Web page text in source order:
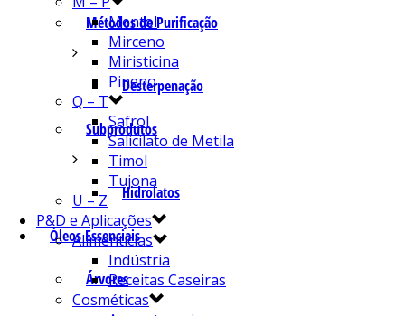
Métodos de Purificação
Desterpenação
Subprodutos
Hidrolatos
Óleos Essenciais
Árvores
Mentol
Mirceno
Miristicina
Pineno
Q – T
Safrol
Salicilato de Metila
Timol
Tujona
U – Z
P&D e Aplicações
Alimentícias
Indústria
Receitas Caseiras
Cosméticas